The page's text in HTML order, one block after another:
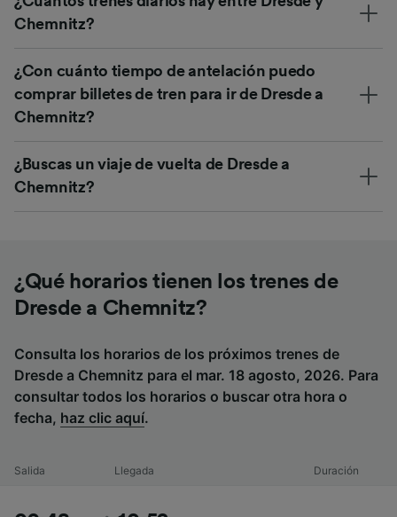
Chemnitz?
¿Con cuánto tiempo de antelación puedo
comprar billetes de tren para ir de Dresde a
Chemnitz?
¿Buscas un viaje de vuelta de Dresde a
Chemnitz?
¿Qué horarios tienen los trenes de
Dresde a Chemnitz?
Consulta los horarios de los próximos trenes de
Dresde a Chemnitz para el mar. 18 agosto, 2026. Para
consultar todos los horarios o buscar otra hora o
fecha, haz clic aquí.
Salida Llegada Duración